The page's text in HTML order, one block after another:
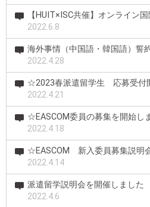
【HUIT×ISC共催】オンライン
2022.6.8
海外事情（中国語・韓国語）誓
2022.4.28
☆2023春派遣留学生 応募受付
2022.4.21
☆EASCOM委員の募集を開始し
2022.4.18
☆EASCOM 新入委員募集説明
2022.4.14
派遣留学説明会を開催しました
2022.4.6